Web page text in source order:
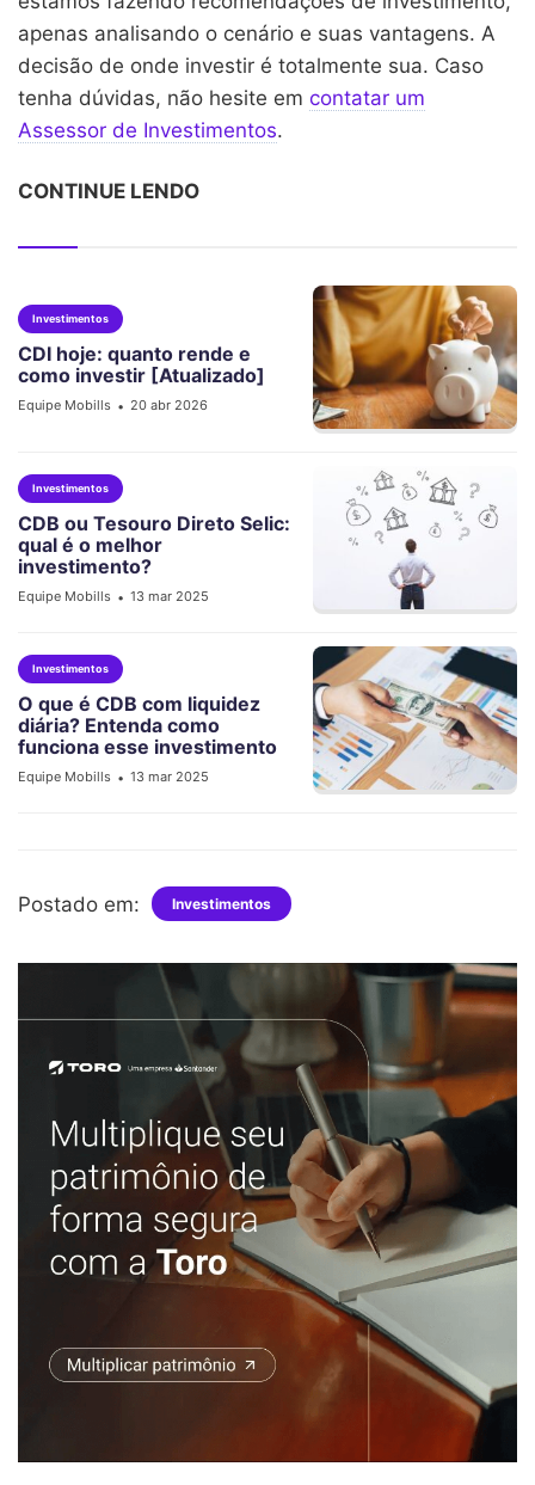
apenas analisando o cenário e suas vantagens. A
decisão de onde investir é totalmente sua. Caso
tenha dúvidas, não hesite em contatar um
Assessor de Investimentos.
CONTINUE LENDO
Investimentos
CDI hoje: quanto rende e
como investir [Atualizado]
Equipe Mobills • 20 abr 2026
Investimentos
CDB ou Tesouro Direto Selic:
qual é o melhor
investimento?
Equipe Mobills • 13 mar 2025
Investimentos
O que é CDB com liquidez
diária? Entenda como
funciona esse investimento
Equipe Mobills • 13 mar 2025
Postado em: Investimentos